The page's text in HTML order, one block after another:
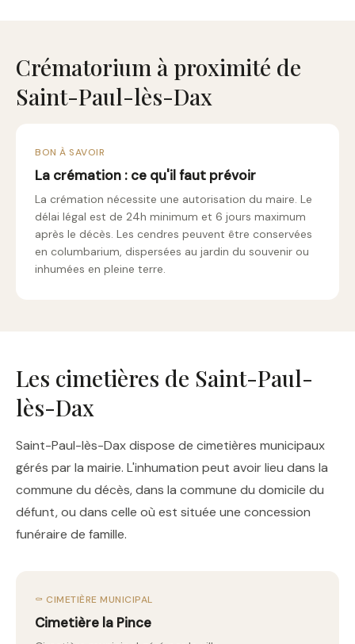
Crématorium à proximité de
Saint-Paul-lès-Dax
BON À SAVOIR
La crémation : ce qu'il faut prévoir
La crémation nécessite une autorisation du maire. Le
délai légal est de 24h minimum et 6 jours maximum
après le décès. Les cendres peuvent être conservées
en columbarium, dispersées au jardin du souvenir ou
inhumées en pleine terre.
Les cimetières de Saint-Paul-
lès-Dax
Saint-Paul-lès-Dax dispose de cimetières municipaux
gérés par la mairie. L'inhumation peut avoir lieu dans la
commune du décès, dans la commune du domicile du
défunt, ou dans celle où est située une concession
funéraire de famille.
⚰️ CIMETIÈRE MUNICIPAL
Cimetière la Pince